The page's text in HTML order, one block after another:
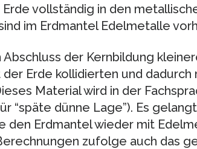
vollständig in den
im Erdmantel Edelmetalle
der Kernbildung
Erde kollidierten und dadurch
Material wird in der
“späte dünne Lage”). Es
den Erdmantel wieder mit
zufolge auch das